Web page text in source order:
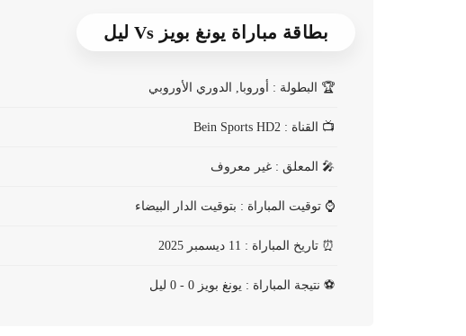
بطاقة مباراة يونغ بويز Vs ليل
🏆 البطولة : أوروبا, الدوري الأوروبي
📺 القناة : Bein Sports HD2
🎤 المعلق : غير معروف
⌚ توقيت المباراة : بتوقيت الدار البيضاء
⏰ تاريخ المباراة : 11 ديسمبر 2025
⚽ نتيجة المباراة : يونغ بويز 0 - 0 ليل